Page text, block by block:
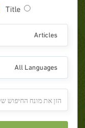
Title
Articles
All Languages